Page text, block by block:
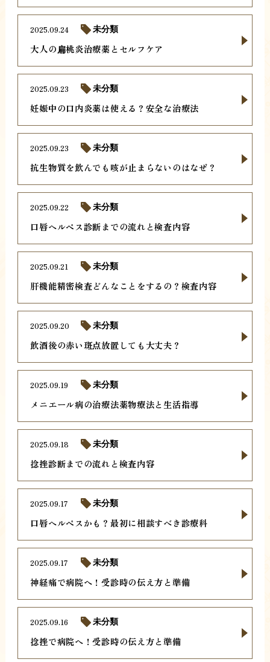
大人の扁桃炎治療薬とセルフケア
2025.09.24 未分類
妊娠中の口内炎薬は使える？安全な治療法
2025.09.23 未分類
抗生物質を飲んでも咳が止まらないのはなぜ？
2025.09.23 未分類
口唇ヘルペス診断までの流れと検査内容
2025.09.22 未分類
肝機能精密検査どんなことをするの？検査内容
2025.09.21 未分類
飲酒後の赤い斑点放置しても大丈夫？
2025.09.20 未分類
メニエール病の治療法薬物療法と生活指導
2025.09.19 未分類
捻挫診断までの流れと検査内容
2025.09.18 未分類
口唇ヘルペスかも？最初に相談すべき診療科
2025.09.17 未分類
神経痛で病院へ！受診時の伝え方と準備
2025.09.17 未分類
捻挫で病院へ！受診時の伝え方と準備
2025.09.16 未分類